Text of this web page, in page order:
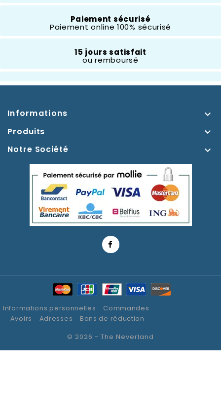
Résine
Thème Blanche Neige
Paiement sécurisé
Paiement online 100% sécurisé
15 jours satisfait
ou remboursé
Informations 
Produits 
Notre Société 
Informations personnelles
Commandes
Avoirs
Adresses
Bons de réduction
© 2026 - The Neverland